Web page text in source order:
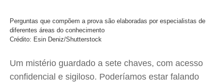
Perguntas que compõem a prova são elaboradas por especialistas de
diferentes áreas do conhecimento
Crédito: Esin Deniz/Shutterstock
Um mistério guardado a sete chaves, com acesso
confidencial e sigiloso. Poderíamos estar falando